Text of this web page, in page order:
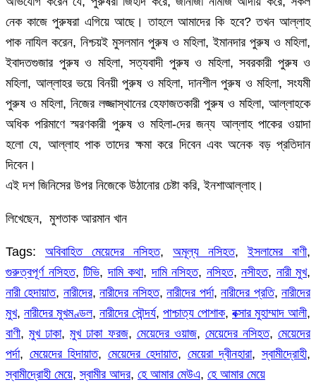
নেক কাজে পুরুষরা এগিয়ে আছে। তাহলে আমাদের কি হবে? তখন আল্লাহ
পাক নাযিল করেন, নিশ্চয়ই মুসলমান পুরুষ ও মহিলা, ইমানদার পুরুষ ও মহিলা,
ইবাদতগুজার পুরুষ ও মহিলা, সত্যবাদী পুরুষ ও মহিলা, সবরকারী পুরুষ ও
মহিলা, আল্লাহর ভয়ে বিনয়ী পুরুষ ও মহিলা, দানশীল পুরুষ ও মহিলা, সংযমী
পুরুষ ও মহিলা, নিজের লজ্জাস্থানের হেফাজতকারী পুরুষ ও মহিলা, আল্লাহকে
অধিক পরিমাণে স্মরণকারী পুরুষ ও মহিলা-দের জন্য আল্লাহ পাকের ওয়াদা
হলো যে, আল্লাহ পাক তাদের ক্ষমা করে দিবেন এবং অনেক বড় প্রতিদান
দিবেন।
এই দশ জিনিসের উপর নিজেকে উঠানোর চেষ্টা করি, ইনশাআল্লাহ।
লিখেছেন, মুশতাক আরমান খান
Tags: অবিবাহিত মেয়েদের নসিহত, অমূল্য নসিহত,ইসলামের বাণী,
গুরুত্বপূর্ণ নসিহত, টিভি,দামি কথা,দামি নসিহত, নসিহত, নসীহত, নারী মুখ,
নারী হেদায়াত, নারীদের,নারীদের নসিহত,নারীদের পর্দা,নারীদের প্রতি,নারীদের
মুখ, নারীদের মুখমণ্ডল, নারীদের সৌন্দর্য, পাশ্চাত্য পোশাক, বক্সার মুহাম্মাদ আলী,
বাণী,মুখ ঢাকা,মুখ ঢাকা ফরজ, মেয়েদের ওয়াজ, মেয়েদের নসিহত,মেয়েদের
পর্দা, মেয়েদের হিদায়াত, মেয়েদের হেদায়াত, মেয়েরা দ্বীনহারা,স্বামীদ্রোহী,
স্বামীদ্রোহী মেয়ে,স্বামীর আদর, হে আমার মেউএ, হে আমার মেয়ে